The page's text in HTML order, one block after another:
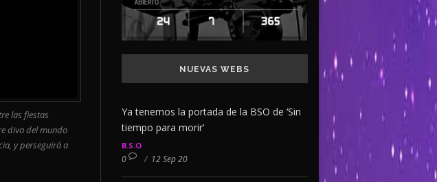
las fiestas
diva del mundo
y perseguirá a
NUEVAS WEBS
Ya tenemos la portada de la BSO de ‘Sin
tiempo para morir’
B.S.O
0 / 12 Sep 20